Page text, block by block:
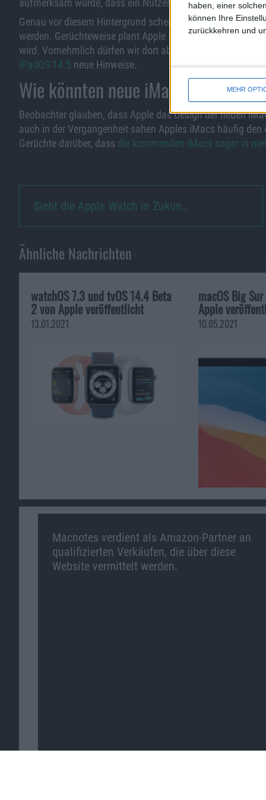
haben, einer
können Ihre
zurückkehren und
MEHR
Genau vor diesem Hintergrund scheint es möglich, dass
werden. Gerüchteweise plant Apple für April eine
wird. Vornehmlich dürfen wir dort aber ein neues iPad Pro
iPadOS 14.5 neue Hinweise.
Wie könnten neue iMacs
Beobachter glauben, dass Apple das Design der neuen
auch in der Vergangenheit sahen Apples iMacs häufig
Gerüchte darüber, dass die kommenden iMacs sogar in
Sieht die Apple Watch in Zukun…
Ähnliche Nachrichten
watchOS 7.3 und tvOS 14.4 Beta
2 von Apple veröffentlicht
13.01.2021
macOS Big
Apple
10.05.2021
Macnotes verdient als Amazon-Partner an
qualifizierten Verkäufen, die über diese
Website vermittelt werden.